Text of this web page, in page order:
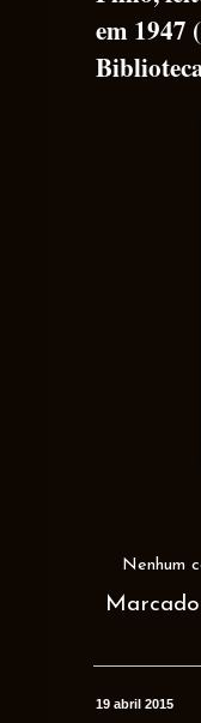
em 1947
Nenhum
19 abril 2015